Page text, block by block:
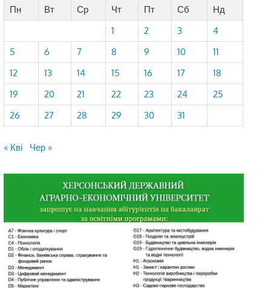
Пн
Вт Ср Чт Пт Сб
Нд
1
2 3
4
5
6 7 8 9 10
11
12
13 14 15 16 17
18
19
20 21 22 23 24
25
26
27 28 29 30 31
« Кві Чер »